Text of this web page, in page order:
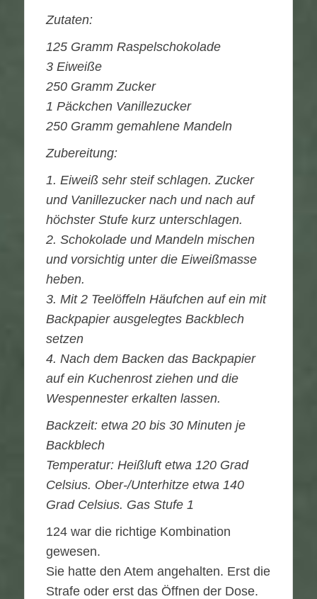
Zutaten:
125 Gramm Raspelschokolade
3 Eiweiße
250 Gramm Zucker
1 Päckchen Vanillezucker
250 Gramm gemahlene Mandeln
Zubereitung:
1. Eiweiß sehr steif schlagen. Zucker
und Vanillezucker nach und nach auf
höchster Stufe kurz unterschlagen.
2. Schokolade und Mandeln mischen
und vorsichtig unter die Eiweißmasse
heben.
3. Mit 2 Teelöffeln Häufchen auf ein mit
Backpapier ausgelegtes Backblech
setzen
4. Nach dem Backen das Backpapier
auf ein Kuchenrost ziehen und die
Wespennester erkalten lassen.
Backzeit: etwa 20 bis 30 Minuten je
Backblech
Temperatur: Heißluft etwa 120 Grad
Celsius. Ober-/Unterhitze etwa 140
Grad Celsius. Gas Stufe 1
124 war die richtige Kombination
gewesen.
Sie hatte den Atem angehalten. Erst die
Strafe oder erst das Öffnen der Dose.